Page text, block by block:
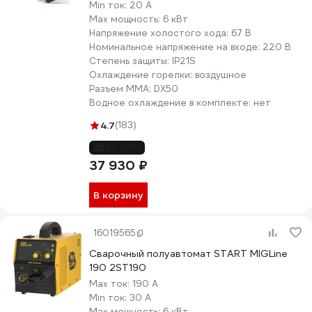
а не для интенсивной ежедневной работы. В таком случае
этот пункт из недостатков можно вычеркнуть.
Переходите в карточки товаров, изучайте подробно
описания и характеристики. Читайте отзывы покупателей,
которые работают с этими сварочными инверторами.
Min ток: 20 А
Max мощность: 6 кВт
Напряжение холостого хода: 67 В
Номинальное напряжение на входе: 220 В
Степень защиты: IP21S
Охлаждение горелки: воздушное
Разъем ММА: DX50
Водное охлаждение в комплекте: нет
4.7(183)
37 930 ₽
В корзину
16019565
Сварочный полуавтомат START MIGLine
190 2ST190
Max ток: 190 А
Min ток: 30 А